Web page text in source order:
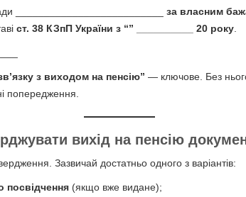
__________________________ за власним
ст. 38 КЗпП України з “” __________ 20 року
з виходом на пенсію” — ключове. Без
попередження.
вихід на пенсію
Зазвичай достатньо одного з варіантів:
посвідчення (якщо вже видане);